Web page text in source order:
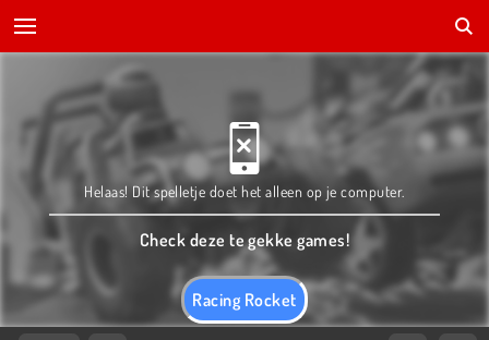
Racing Rocket
Helaas! Dit spelletje doet het alleen op je computer.
Check deze te gekke games!